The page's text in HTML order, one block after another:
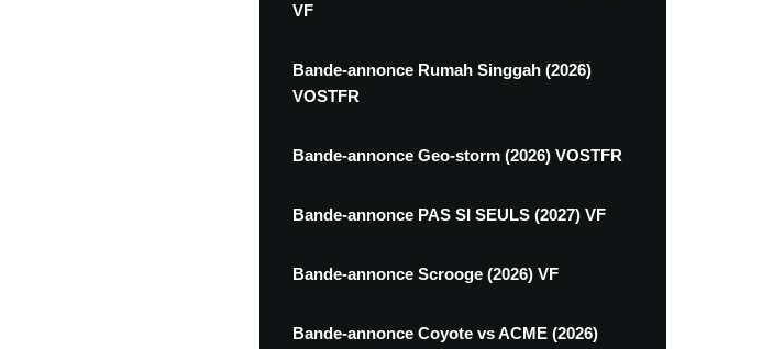
VF
Bande-annonce Rumah Singgah (2026)
VOSTFR
Bande-annonce Geo-storm (2026) VOSTFR
Bande-annonce PAS SI SEULS (2027) VF
Bande-annonce Scrooge (2026) VF
Bande-annonce Coyote vs ACME (2026)